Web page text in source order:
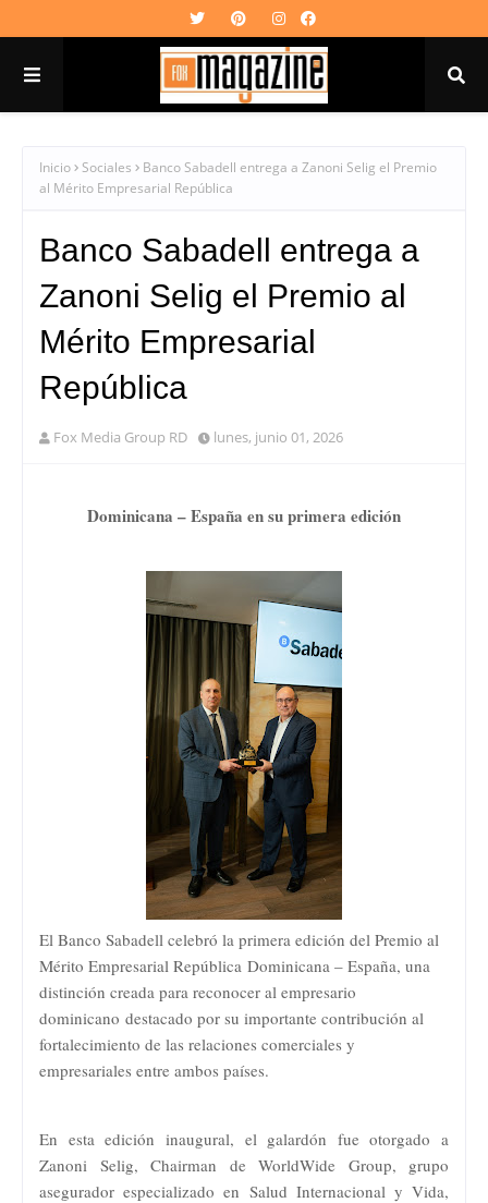
Inicio Sociales
Banco Sabadell entrega a Zanoni Selig el Premio
al Mérito Empresarial República
Banco Sabadell entrega a
Zanoni Selig el Premio al
Mérito Empresarial
República
Fox Media Group RD lunes, junio 01, 2026
Dominicana – España en su primera edición
El Banco Sabadell celebró la primera edición del Premio al
Mérito Empresarial República Dominicana – España, una
distinción creada para reconocer al empresario
dominicano destacado por su importante contribución al
fortalecimiento de las relaciones comerciales y
empresariales entre ambos países.
En esta edición inaugural, el galardón fue otorgado a
Zanoni Selig, Chairman de WorldWide Group, grupo
asegurador especializado en Salud Internacional y Vida,